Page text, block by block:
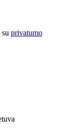
privatumo